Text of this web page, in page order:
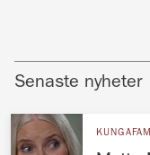
Senaste nyheter